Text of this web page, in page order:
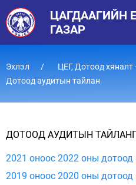
ЦАГДААГИЙН
ГАЗАР
Эхлэл
ЦЕГ, Дотоод
Дотоод аудитын тайлан
ДОТООД АУДИТЫН
2021 оноос 2022 оны
2019 оноос 2020 оны